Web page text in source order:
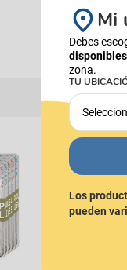
Mi
Debes
zona.
TU
Los
pueden